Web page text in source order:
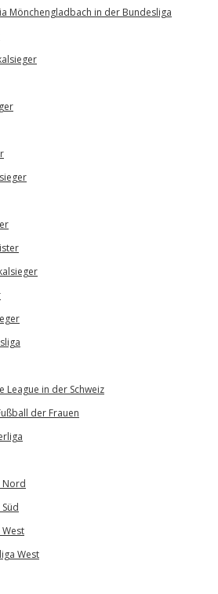
Mönchengladbach in der Bundesliga
League in der Schweiz
der Frauen
Nord
West